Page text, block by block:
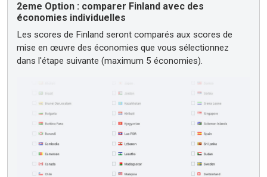
2eme Option : comparer Finland avec des
économies individuelles
Les scores de Finland seront comparés aux scores de
mise en œuvre des économies que vous sélectionnez
dans l'étape suivante (maximum 5 économies).